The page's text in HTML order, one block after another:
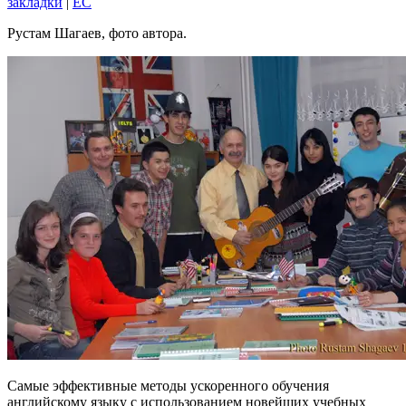
Рустам Шагаев, фото автора.
Самые эффективные методы ускоренного обучения
английскому языку с использованием новейших учебных